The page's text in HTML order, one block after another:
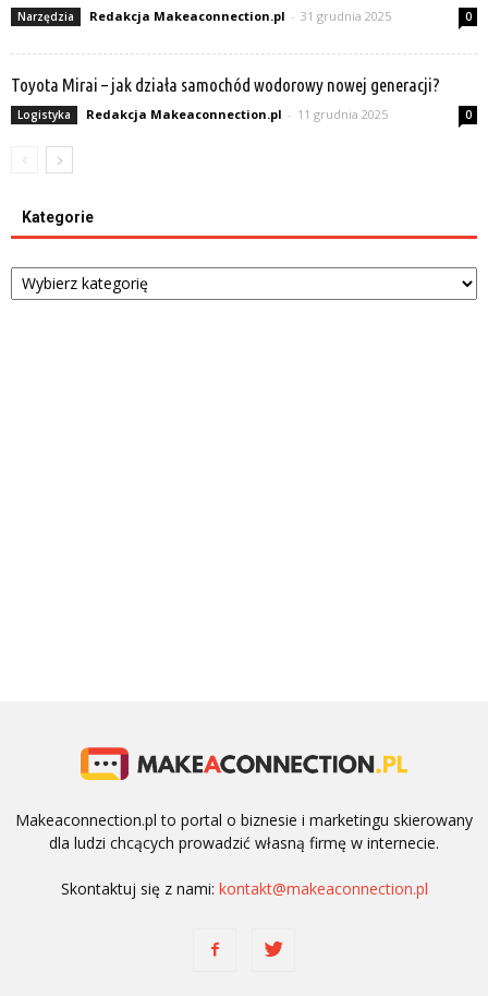
Narzędzia Redakcja Makeaconnection.pl - 31 grudnia 2025 0
Toyota Mirai – jak działa samochód wodorowy nowej generacji?
Logistyka Redakcja Makeaconnection.pl - 11 grudnia 2025 0
Kategorie
Kategorie
Makeaconnection.pl to portal o biznesie i marketingu skierowany
dla ludzi chcących prowadzić własną firmę w internecie.
Skontaktuj się z nami: kontakt@makeaconnection.pl